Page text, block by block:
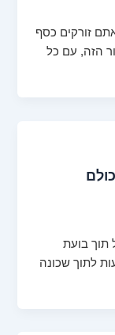
זורקים כסף
הזה, עם כל
תוך בועת
לתוך שכונה